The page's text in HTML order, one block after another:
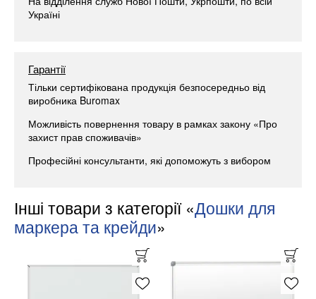
Україні
Гарантії
Тільки сертифікована продукція безпосередньо від
виробника Buromax
Можливість повернення товару в рамках закону «Про
захист прав споживачів»
Професійні консультанти, які допоможуть з вибором
Інші товари з категорії «Дошки для
маркера та крейди»